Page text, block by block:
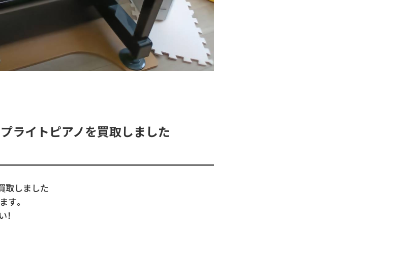
ライトピアノを買取しました
取しました
す。